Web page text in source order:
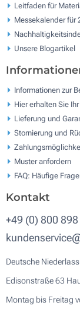
Leitfaden für
Messekalender für
Unsere Blogartikel
Informationen zur
Hier erhalten Sie
Lieferung und
Stornierung und
Muster anfordern
FAQ: Häufige
Kontakt
+49 (0) 800
Deutsche
Edisonstraße 63
Montag bis Freitag